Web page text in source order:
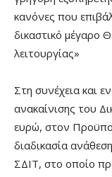
κανόνες που
δικαστικό μέγαρο
λειτουργίας»
Στη συνέχεια και
ανακαίνισης του
ευρώ, στον
διαδικασία
ΣΔΙΤ, στο οποίο